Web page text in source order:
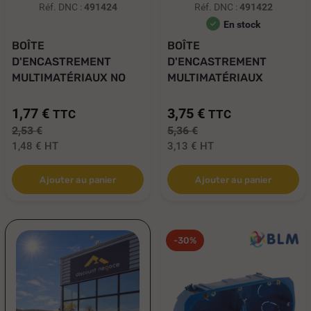
Réf. DNC : 491424
BOÎTE
D'ENCASTREMENT
MULTIMATÉRIAUX NO
1,77 € TTC
2,53 €
1,48 € HT
Ajouter au panier
Réf. DNC : 491422
En stock
BOÎTE
D'ENCASTREMENT
MULTIMATÉRIAUX
3,75 € TTC
5,36 €
3,13 € HT
Ajouter au panier
-30%